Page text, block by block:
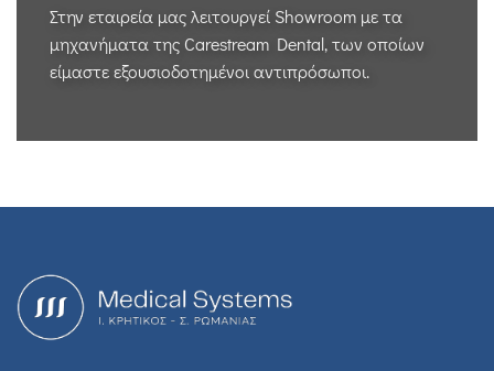
Στην εταιρεία μας λειτουργεί Showroom με τα
μηχανήματα της Carestream Dental, των οποίων
είμαστε εξουσιοδοτημένοι αντιπρόσωποι.